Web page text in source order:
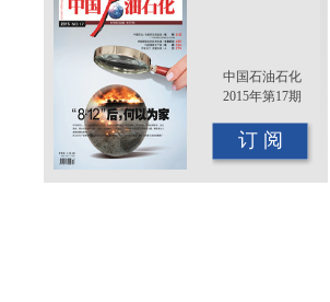
中国石油石化
2015年第17期
订 阅